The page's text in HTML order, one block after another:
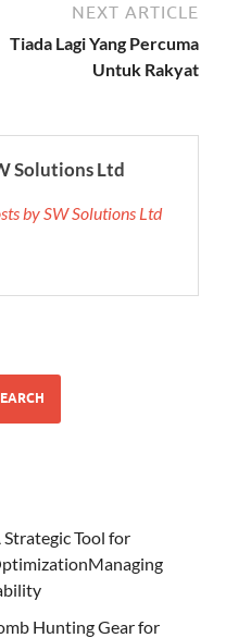
NEXT ARTICLE
Tiada Lagi Yang Percuma
Untuk Rakyat
Solutions Ltd
by SW Solutions Ltd
Tool for
Hunting Gear for